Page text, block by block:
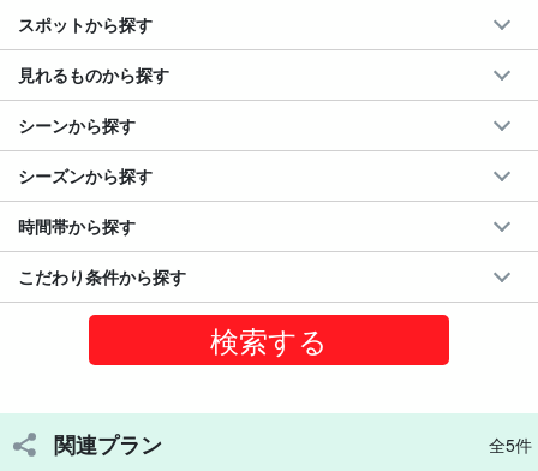
写真も思い出もぜんぶ持ち帰ろう♪
撮影データ無料プレゼント
でたくさん撮影。
スポットから探す
見れるものから探す
シーンから探す
シーズンから探す
時間帯から探す
こだわり条件から探す
関連プラン 全5件